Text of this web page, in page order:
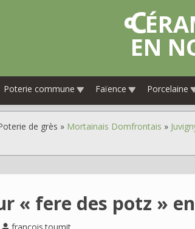
CÉRAMIQUE TRADITIONNELLE
EN
Poterie commune Faïence Porcelaine
de grès Mortainais Domfrontais
« fere des potz »